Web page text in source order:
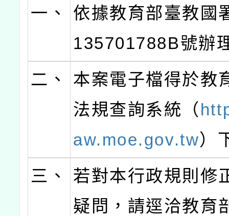
一、
依據教育部臺教國
135701788B號辦
二、
本案電子檔得於教
法規查詢系統（
aw.moe.gov.tw）
三、
若對本行政規則修
疑問，請逕洽教育